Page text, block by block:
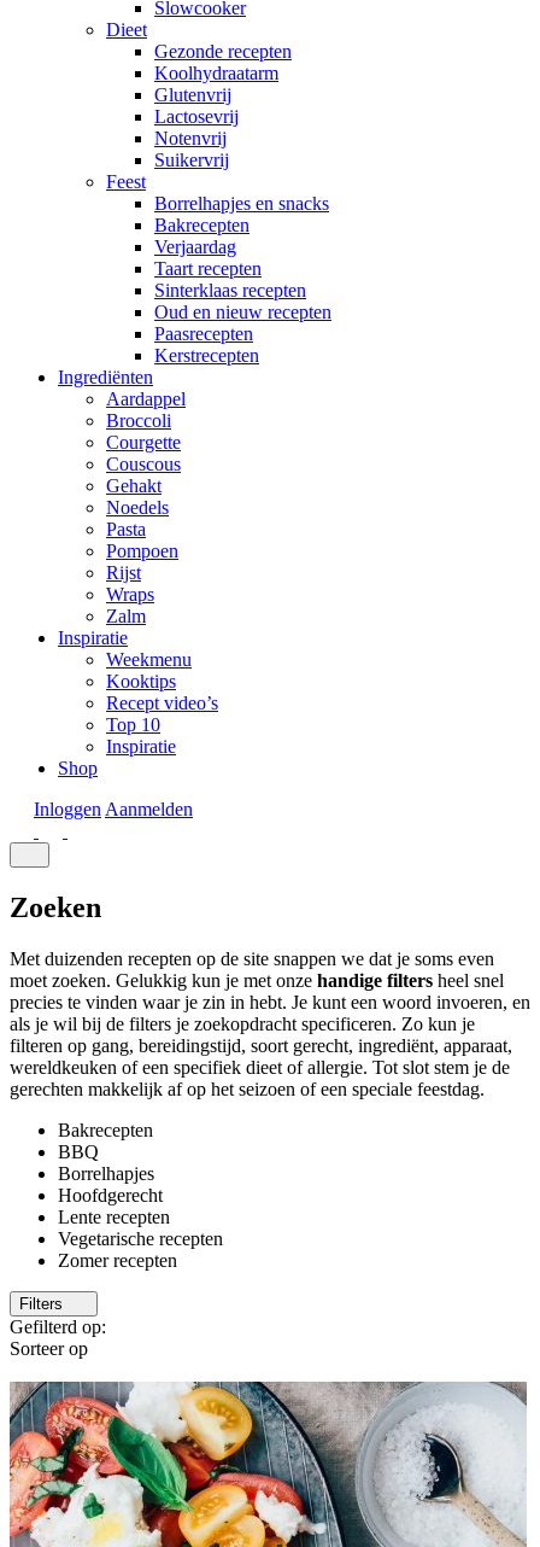
Slowcooker
Dieet
Gezonde recepten
Koolhydraatarm
Glutenvrij
Lactosevrij
Notenvrij
Suikervrij
Feest
Borrelhapjes en snacks
Bakrecepten
Verjaardag
Taart recepten
Sinterklaas recepten
Oud en nieuw recepten
Paasrecepten
Kerstrecepten
Ingrediënten
Aardappel
Broccoli
Courgette
Couscous
Gehakt
Noedels
Pasta
Pompoen
Rijst
Wraps
Zalm
Inspiratie
Weekmenu
Kooktips
Recept video’s
Top 10
Inspiratie
Shop
Inloggen Aanmelden
Zoeken
Met duizenden recepten op de site snappen we dat je soms even
moet zoeken. Gelukkig kun je met onze handige filters heel snel
precies te vinden waar je zin in hebt. Je kunt een woord invoeren, en
als je wil bij de filters je zoekopdracht specificeren. Zo kun je
filteren op gang, bereidingstijd, soort gerecht, ingrediënt, apparaat,
wereldkeuken of een specifiek dieet of allergie. Tot slot stem je de
gerechten makkelijk af op het seizoen of een speciale feestdag.
Bakrecepten
BBQ
Borrelhapjes
Hoofdgerecht
Lente recepten
Vegetarische recepten
Zomer recepten
Filters
Gefilterd op:
Sorteer op